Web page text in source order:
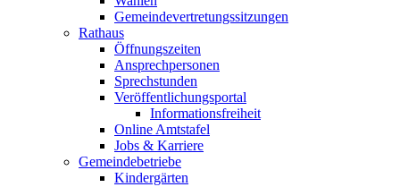
Gemeindevertretungssitzungen
Rathaus
Öffnungszeiten
Ansprechpersonen
Sprechstunden
Veröffentlichungsportal
Informationsfreiheit
Online Amtstafel
Jobs & Karriere
Gemeindebetriebe
Kindergärten